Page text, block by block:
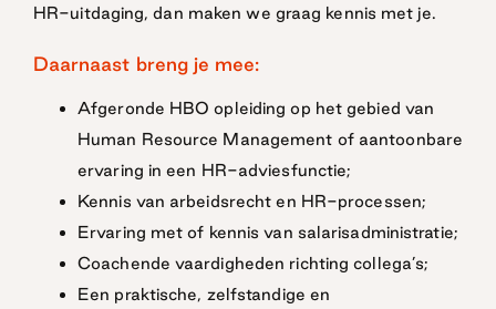
HR-uitdaging, dan maken we graag kennis met je.
Daarnaast breng je mee:
Afgeronde HBO opleiding op het gebied van
Human Resource Management of aantoonbare
ervaring in een HR-adviesfunctie;
Kennis van arbeidsrecht en HR-processen;
Ervaring met of kennis van salarisadministratie;
Coachende vaardigheden richting collega’s;
Een praktische, zelfstandige en